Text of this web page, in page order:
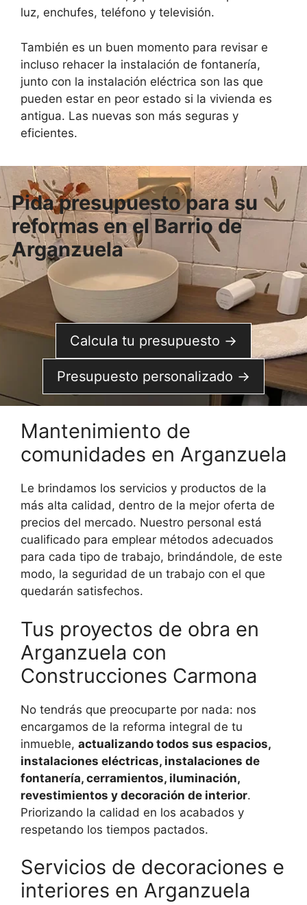
luz, enchufes, teléfono y televisión.
También es un buen momento para revisar e
incluso rehacer la instalación de fontanería,
junto con la instalación eléctrica son las que
pueden estar en peor estado si la vivienda es
antigua. Las nuevas son más seguras y
eficientes.
Pida presupuesto para su
reformas en el Barrio de
Arganzuela
Calcula tu presupuesto →
Presupuesto personalizado →
Mantenimiento de
comunidades en Arganzuela
Le brindamos los servicios y productos de la
más alta calidad, dentro de la mejor oferta de
precios del mercado. Nuestro personal está
cualificado para emplear métodos adecuados
para cada tipo de trabajo, brindándole, de este
modo, la seguridad de un trabajo con el que
quedarán satisfechos.
Tus proyectos de obra en
Arganzuela con
Construcciones Carmona
No tendrás que preocuparte por nada: nos
encargamos de la reforma integral de tu
inmueble, actualizando todos sus espacios,
instalaciones eléctricas, instalaciones de
fontanería, cerramientos, iluminación,
revestimientos y decoración de interior.
Priorizando la calidad en los acabados y
respetando los tiempos pactados.
Servicios de decoraciones e
interiores en Arganzuela